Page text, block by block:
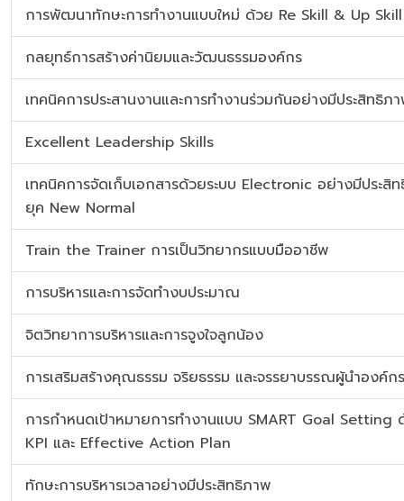
การพัฒนาทักษะการทำงานแบบใหม่ ด้วย Re Skill & Up Skill
กลยุทธ์การสร้างค่านิยมและวัฒนธรรมองค์กร
เทคนิคการประสานงานและการทำงานร่วมกันอย่างมีประสิทธิภ
Excellent Leadership Skills
เทคนิคการจัดเก็บเอกสารด้วยระบบ Electronic อย่างมีประสิ
ยุค New Normal
Train the Trainer การเป็นวิทยากรแบบมืออาชีพ
การบริหารและการจัดทำงบประมาณ
จิตวิทยาการบริหารและการจูงใจลูกน้อง
การเสริมสร้างคุณธรรม จริยธรรม และจรรยาบรรณผู้นำองค์กร
การกำหนดเป้าหมายการทำงานแบบ SMART Goal Setting
KPI และ Effective Action Plan
ทักษะการบริหารเวลาอย่างมีประสิทธิภาพ